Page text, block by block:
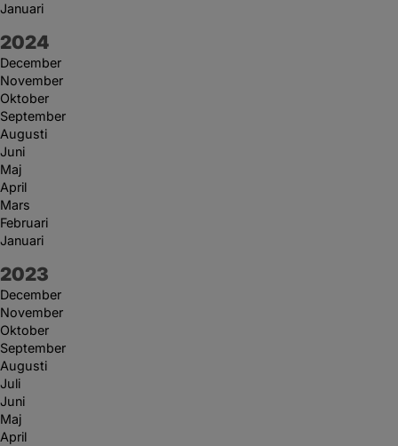
Januari
År:
2024
December
November
Oktober
September
Augusti
Juni
Maj
April
Mars
Februari
Januari
År:
2023
December
November
Oktober
September
Augusti
Juli
Juni
Maj
April